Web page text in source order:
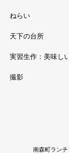
ねらい
天下の台所
実習生作：美味し
撮影
南森町ラン